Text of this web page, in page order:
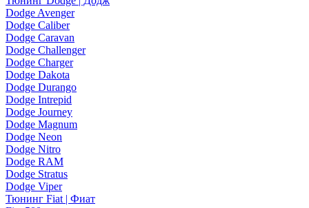
Dodge Avenger
Dodge Caliber
Dodge Caravan
Dodge Challenger
Dodge Charger
Dodge Dakota
Dodge Durango
Dodge Intrepid
Dodge Journey
Dodge Magnum
Dodge Neon
Dodge Nitro
Dodge RAM
Dodge Stratus
Dodge Viper
Тюнинг Fiat | Фиат